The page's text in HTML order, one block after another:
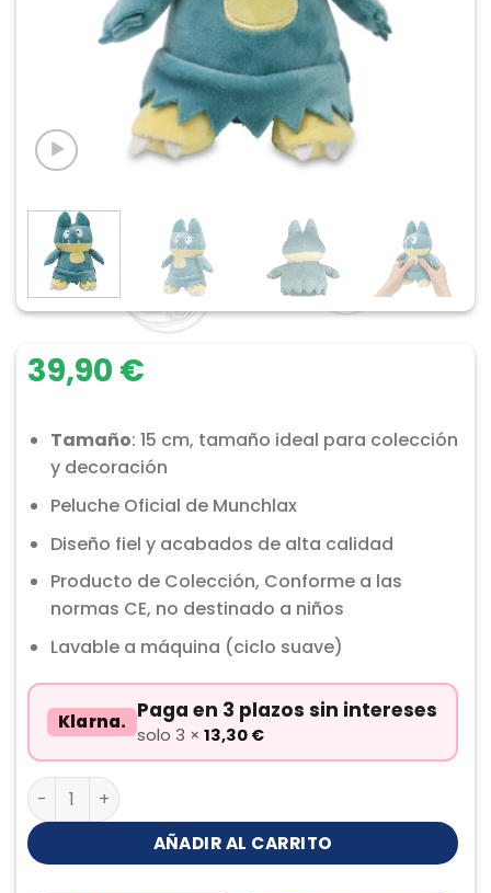
39,90 €
Tamaño: 15 cm, tamaño ideal para colección
y decoración
Peluche Oficial de Munchlax
Diseño fiel y acabados de alta calidad
Producto de Colección, Conforme a las
normas CE, no destinado a niños
Lavable a máquina (ciclo suave)
Klarna. Paga en 3 plazos sin intereses
solo 3 ×13,30 €
Munchlax Peluche cantidad
AÑADIR AL CARRITO